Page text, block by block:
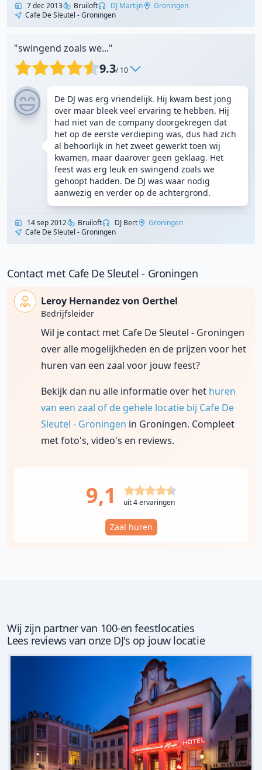
7 dec 2013 Bruiloft DJ Martijn
Groningen
Cafe De Sleutel - Groningen
"swingend zoals we..."
9.3/ 10
De DJ was erg vriendelijk. Hij kwam best jong
over maar bleek veel ervaring te hebben. Hij
had niet van de company doorgekregen dat
het op de eerste verdieping was, dus had zich
al behoorlijk in het zweet gewerkt toen wij
kwamen, maar daarover geen geklaag. Het
feest was erg leuk en swingend zoals we
gehoopt hadden. De DJ was waar nodig
aanwezig en verder op de achtergrond.
14 sep 2012 Bruiloft DJ Bert
Groningen
Cafe De Sleutel - Groningen
Contact met Cafe De Sleutel - Groningen
Leroy Hernandez von Oerthel
Bedrijfsleider
Wil je contact met Cafe De Sleutel - Groningen
over alle mogelijkheden en de prijzen voor het
huren van een zaal voor jouw feest?
Bekijk dan nu alle informatie over het huren
van een zaal of de gehele locatie bij Cafe De
Sleutel - Groningen in Groningen. Compleet
met foto's, video's en reviews.
9,1 uit 4 ervaringen
Zaal huren
Wij zijn partner van 100-en feestlocaties
Lees reviews van onze DJ's op jouw locatie